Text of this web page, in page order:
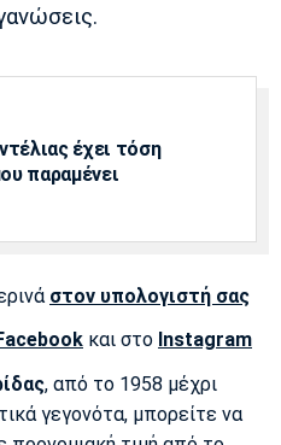
Τότεναμ
έχει τόση
παραμένει
στον υπολογιστή σας
και στο Instagram
, από το 1958 μέχρι
γεγονότα, μπορείτε να